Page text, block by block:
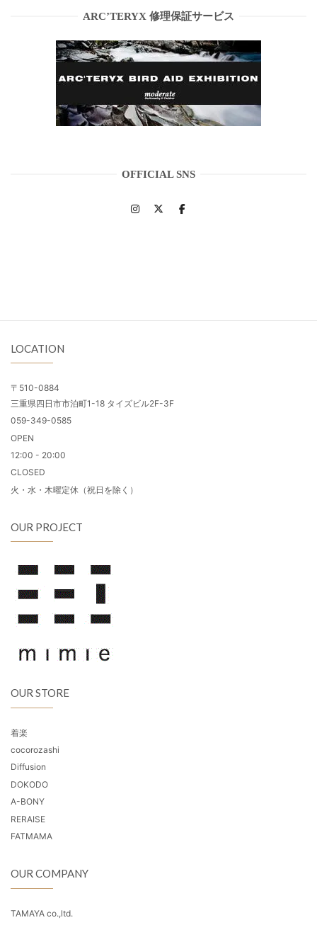
ARC’TERYX 修理保証サービス
OFFICIAL SNS
LOCATION
〒510-0884
三重県四日市市泊町1-18 タイズビル2F-3F
059-349-0585
OPEN
12:00 - 20:00
CLOSED
火・水・木曜定休（祝日を除く）
OUR PROJECT
OUR STORE
着楽
cocorozashi
Diffusion
DOKODO
A-BONY
RERAISE
FATMAMA
OUR COMPANY
TAMAYA co.,ltd.